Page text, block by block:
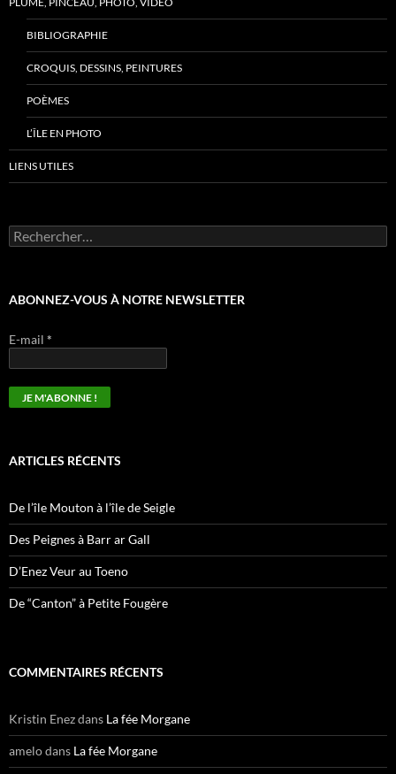
BIBLIOGRAPHIE
CROQUIS, DESSINS, PEINTURES
POÈMES
L’ÎLE EN PHOTO
LIENS UTILES
Rechercher :
ABONNEZ-VOUS À NOTRE NEWSLETTER
E-mail *
ARTICLES RÉCENTS
De l’île Mouton à l’île de Seigle
Des Peignes à Barr ar Gall
D’Enez Veur au Toeno
De “Canton” à Petite Fougère
COMMENTAIRES RÉCENTS
Kristin Enezdans La fée Morgane
amelodans La fée Morgane